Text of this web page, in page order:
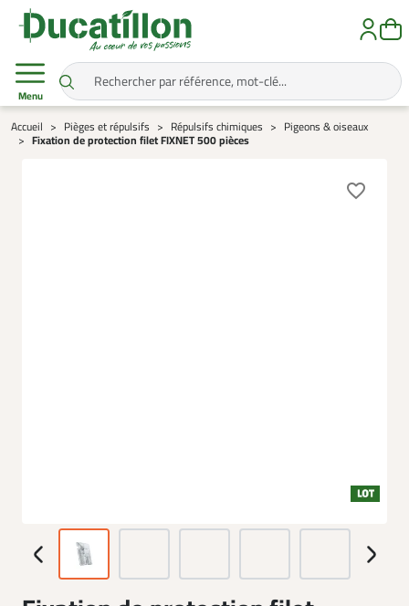
Menu
Accueil Pièges et répulsifs Répulsifs chimiques Pigeons & oiseaux
Fixation de protection filet FIXNET 500 pièces
favorite_border